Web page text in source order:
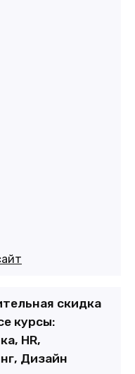
скидка
курсы:
HR,
Дизайн